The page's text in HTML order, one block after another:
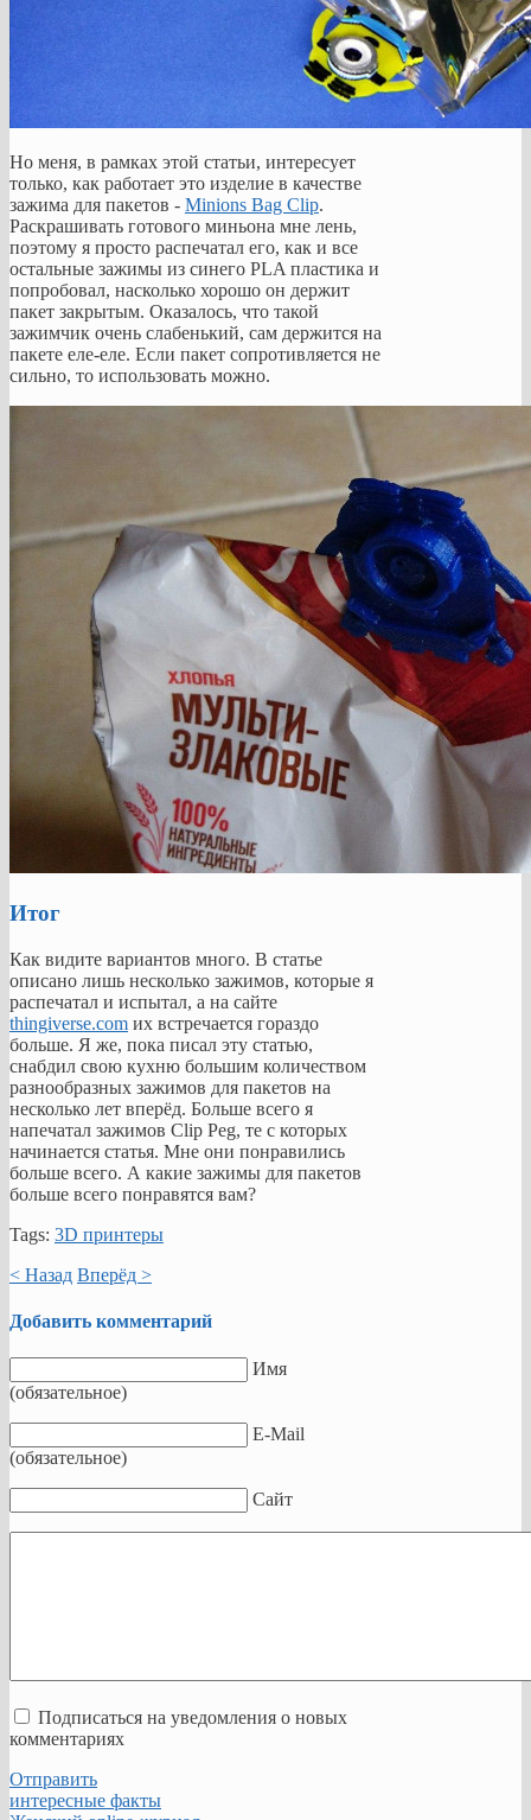
Но меня, в рамках этой статьи, интересует
только, как работает это изделие в качестве
зажима для пакетов - Minions Bag Clip.
Раскрашивать готового миньона мне лень,
поэтому я просто распечатал его, как и все
остальные зажимы из синего PLA пластика и
попробовал, насколько хорошо он держит
пакет закрытым. Оказалось, что такой
зажимчик очень слабенький, сам держится на
пакете еле-еле. Если пакет сопротивляется не
сильно, то использовать можно.
Итог
Как видите вариантов много. В статье
описано лишь несколько зажимов, которые я
распечатал и испытал, а на сайте
thingiverse.com их встречается гораздо
больше. Я же, пока писал эту статью,
снабдил свою кухню большим количеством
разнообразных зажимов для пакетов на
несколько лет вперёд. Больше всего я
напечатал зажимов Clip Peg, те с которых
начинается статья. Мне они понравились
больше всего. А какие зажимы для пакетов
больше всего понравятся вам?
Tags: 3D принтеры
< Назад Вперёд >
Добавить комментарий
Имя
(обязательное)
E-Mail
(обязательное)
Сайт
Подписаться на уведомления о новых
комментариях
Отправить
интересные факты